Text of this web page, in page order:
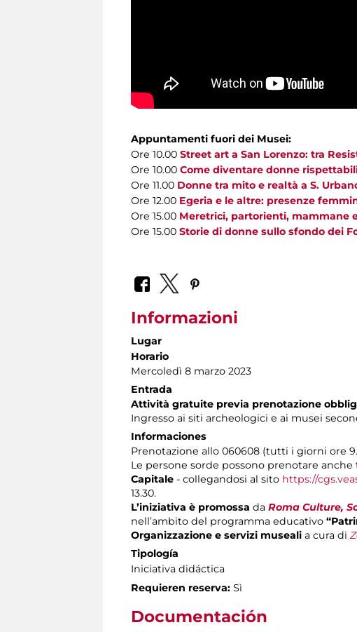
Appuntamenti fuori dei Musei:
Ore 10.00 Street art a San Lorenzo: tra
Ore 10.00 Come diventare donne
Ore 11.00 Donne tra mito e realtà a S.
Ore 12.00 Egeria e le altre: presenze
Ore 15.00 Meretrici, partorienti, mammane
Ore 15.00 Storie di donne sullo sfondo dei
Informazioni
Lugar
Horario
Mercoledì 8 marzo 2023
Entrada
Attività gratuite previa prenotazione
Ingresso ai siti archeologici e ai musei
Informaciones
Prenotazione allo 060608 (tutti i giorni ore
Le persone sorde possono prenotare
Capitale - collegandosi al sito https://
13.30.
L’iniziativa è promossa da Roma Culture,
nell’ambito del programma educativo
Organizzazione e servizi museali a cura di
Tipología
Iniciativa didáctica
Requieren reserva: Sì
Documentación